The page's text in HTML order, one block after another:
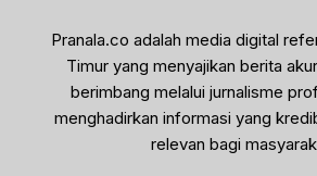
Pranala.co adalah media digital
Timur yang menyajikan berita
berimbang melalui jurnalisme
menghadirkan informasi yang
relevan bagi